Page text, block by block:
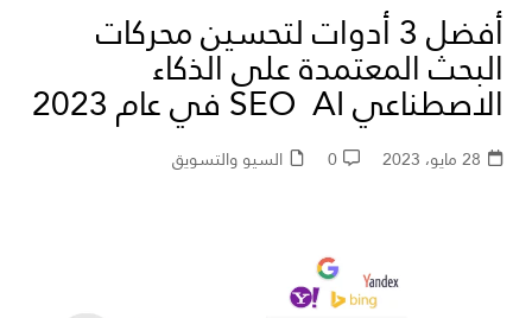
أفضل 3 أدوات لتحسين محركات
البحث المعتمدة على الذكاء
الاصطناعي SEO AI في عام 2023
28 مايو، 2023 0 السيو والتسويق